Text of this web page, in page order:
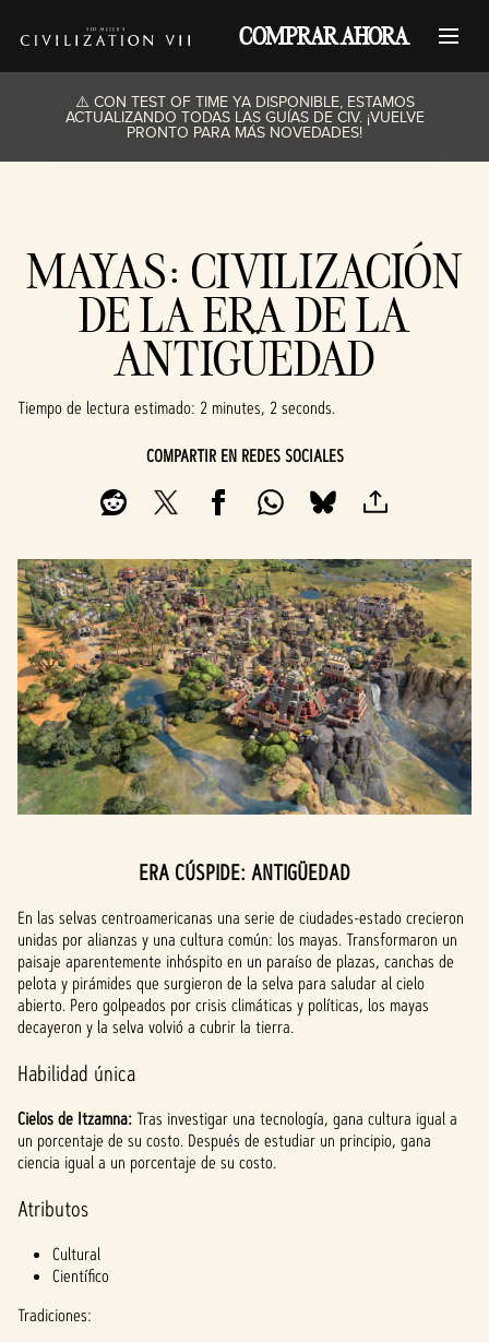
COMPRAR AHORA
⚠️ CON TEST OF TIME YA DISPONIBLE, ESTAMOS
ACTUALIZANDO TODAS LAS GUÍAS DE CIV. ¡VUELVE
PRONTO PARA MÁS NOVEDADES!
MAYAS: CIVILIZACIÓN
DE LA ERA DE LA
ANTIGÜEDAD
Tiempo de lectura estimado 2 minutes, 2 seconds
COMPARTIR EN REDES SOCIALES
ERA CÚSPIDE: ANTIGÜEDAD
En las selvas centroamericanas una serie de ciudades-estado crecieron
unidas por alianzas y una cultura común: los mayas. Transformaron un
paisaje aparentemente inhóspito en un paraíso de plazas, canchas de
pelota y pirámides que surgieron de la selva para saludar al cielo
abierto. Pero golpeados por crisis climáticas y políticas, los mayas
decayeron y la selva volvió a cubrir la tierra.
Habilidad única
Cielos de Itzamna:Tras investigar una tecnología, gana cultura igual a
un porcentaje de su costo. Después de estudiar un principio, gana
ciencia igual a un porcentaje de su costo.
Atributos
Cultural
Científico
Tradiciones: